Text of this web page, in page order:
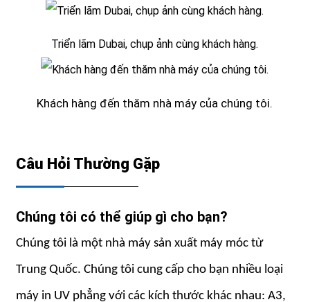
Triển lãm Dubai, chụp ảnh cùng khách hàng.
Khách hàng đến thăm nhà máy của chúng tôi.
Câu Hỏi Thường Gặp
Chúng tôi có thể giúp gì cho bạn?
Chúng tôi là một nhà máy sản xuất máy móc từ
Trung Quốc. Chúng tôi cung cấp cho bạn nhiều loại
máy in UV phẳng với các kích thước khác nhau: A3,